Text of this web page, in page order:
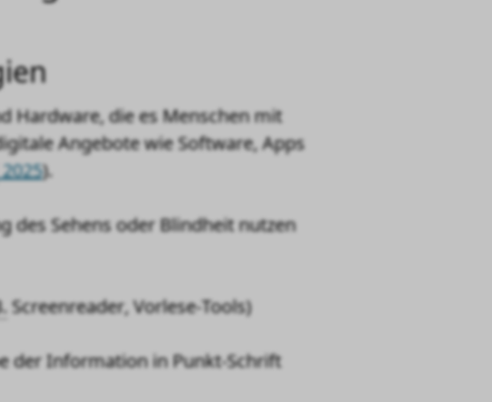
Hardware, die es Menschen mit
Angebote wie Software, Apps
).
des Sehens oder Blindheit nutzen
Screenreader, Vorlese-Tools)
der Information in Punkt-Schrift